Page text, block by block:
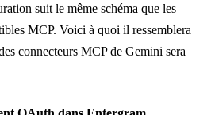
suit le même schéma que les
MCP. Voici à quoi il ressemblera
connecteurs MCP de Gemini sera